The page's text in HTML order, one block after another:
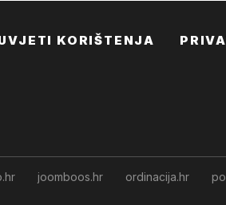
KORIŠTENJA
joomboos.hr ordinacija.hr